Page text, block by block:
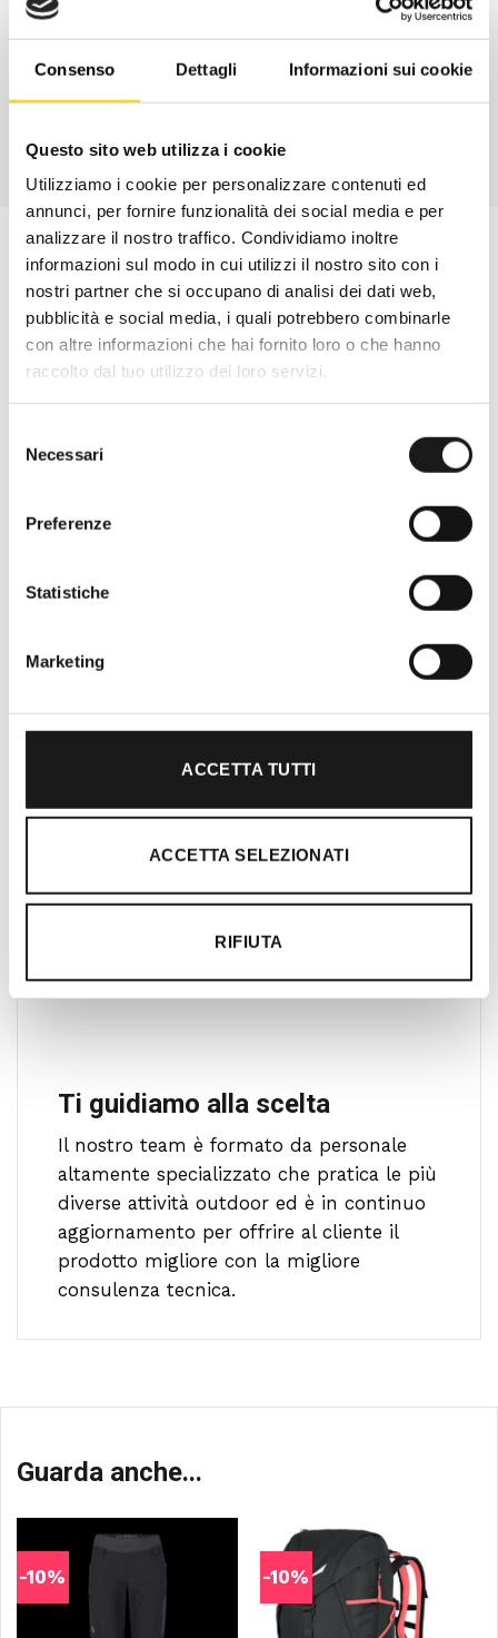
Consenso Dettagli Informazioni sui cookie
Questo sito web utilizza i cookie
Utilizziamo i cookie per personalizzare contenuti ed
annunci, per fornire funzionalità dei social media e per
analizzare il nostro traffico. Condividiamo inoltre
informazioni sul modo in cui utilizzi il nostro sito con i
nostri partner che si occupano di analisi dei dati web,
pubblicità e social media, i quali potrebbero combinarle
con altre informazioni che hai fornito loro o che hanno
raccolto dal tuo utilizzo dei loro servizi.
delNecessari
Preferenze
Statistiche
Marketing
ACCETTA TUTTI
ACCETTA SELEZIONATI
RIFIUTA
Oltre 30 anni di esperienza
Roma, RRTrek è il punto di riferimento
Lazio. Da sempre soddisfiamo i nostri
l’acquisto un’esperienza formativa e
Ti guidiamo alla scelta
Il nostro team è formato da personale
altamente specializzato che pratica le più
diverse attività outdoor ed è in continuo
aggiornamento per offrire al cliente il
prodotto migliore con la migliore
consulenza tecnica.
Guarda anche...
-10% -10%